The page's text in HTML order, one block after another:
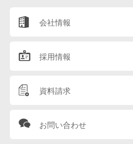
会社情報
採用情報
資料請求
お問い合わせ